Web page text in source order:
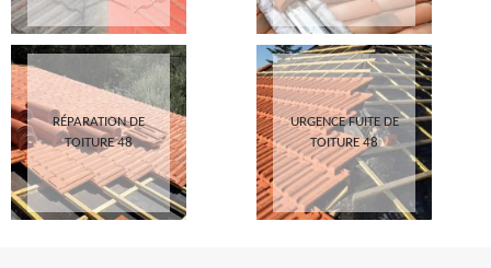
RÉPARATION DE
TOITURE 48
URGENCE FUITE DE
TOITURE 48